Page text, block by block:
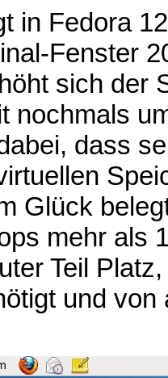
in Fedora
Fenster
sich der
nochmals
dass
Glück
mehr als
Teil
und